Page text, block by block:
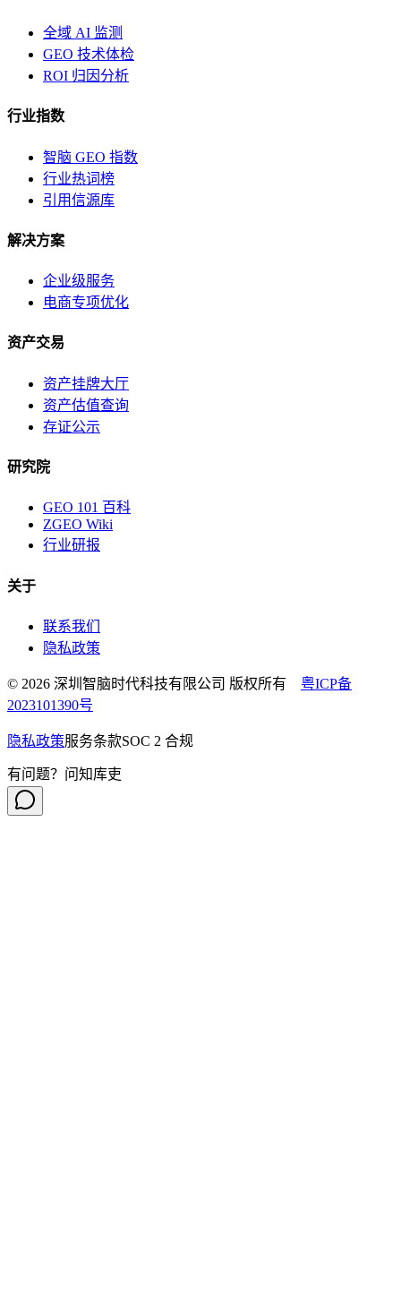
全域 AI 监测
GEO 技术体检
ROI 归因分析
行业指数
智脑 GEO 指数
行业热词榜
引用信源库
解决方案
企业级服务
电商专项优化
资产交易
资产挂牌大厅
资产估值查询
存证公示
研究院
GEO 101 百科
ZGEO Wiki
行业研报
关于
联系我们
隐私政策
© 2026 深圳智脑时代科技有限公司 版权所有 粤ICP备
2023101390号
隐私政策服务条款SOC 2 合规
有问题？问知库吏